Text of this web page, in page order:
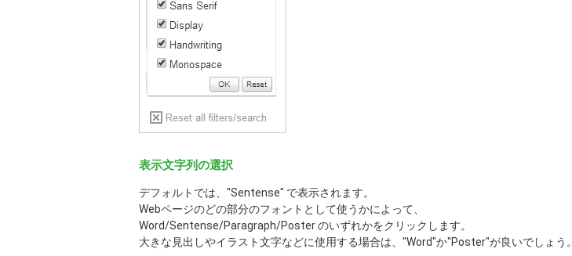
表示文字列の選択
デフォルトでは、"Sentense" で表示されます。
Webページのどの部分のフォントとして使うかによって、
Word/Sentense/Paragraph/Poster のいずれかをクリックします。
大きな見出しやイラスト文字などに使用する場合は、"Word"か"Poster"が良いでしょう。